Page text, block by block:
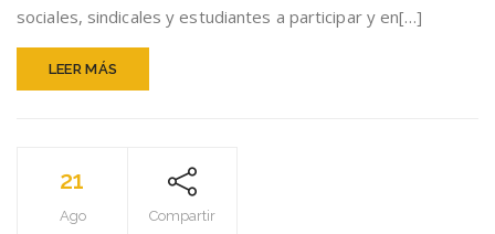
sociales, sindicales y estudiantes a participar y en[…]
LEER MÁS
21
Ago Compartir